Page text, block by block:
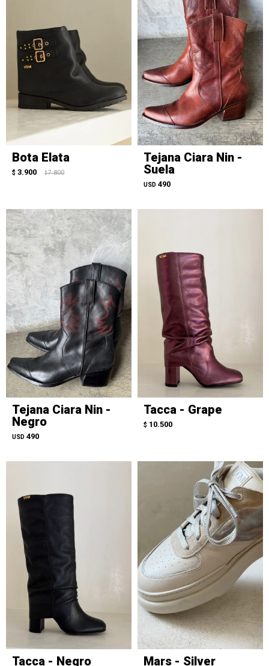
Bota Elata
$ 3.900 $ 7.800
Tejana Ciara Nin -
Suela
USD 490
Tejana Ciara Nin -
Negro
USD 490
Tacca - Grape
$ 10.500
Tacca - Negro Mars - Silver